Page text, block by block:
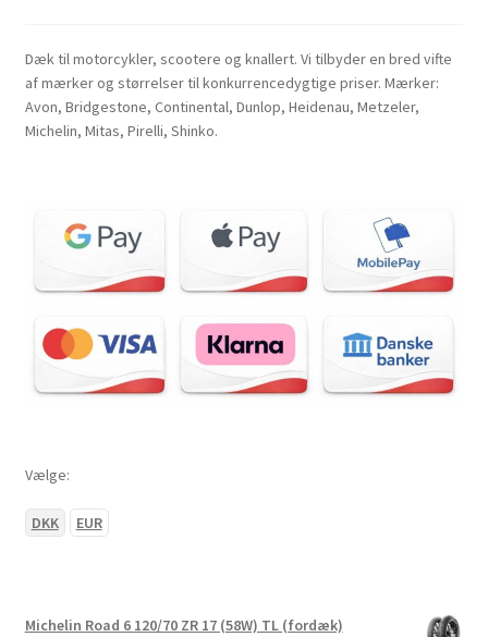
Dæk til motorcykler, scootere og knallert. Vi tilbyder en bred vifte
af mærker og størrelser til konkurrencedygtige priser. Mærker:
Avon, Bridgestone, Continental, Dunlop, Heidenau, Metzeler,
Michelin, Mitas, Pirelli, Shinko.
Vælge:
DKK EUR
Michelin Road 6 120/70 ZR 17 (58W) TL (fordæk)